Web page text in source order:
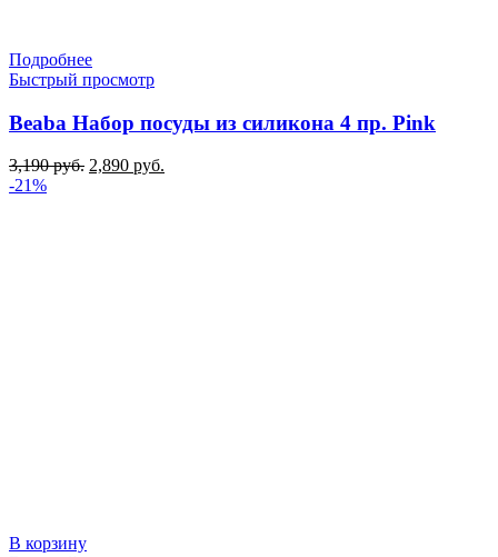
Подробнее
Быстрый просмотр
Beaba Набор посуды из силикона 4 пр. Pink
3,190руб. Первоначальная
2,890 руб.
-21%
В корзину